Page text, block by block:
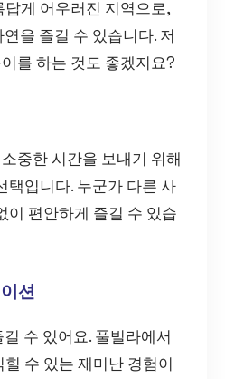
게 어우러진 지역으로,
을 즐길 수 있습니다. 저
를 하는 것도 좋겠지요?
중한 시간을 보내기 위해
택입니다. 누군가 다른 사
이 편안하게 즐길 수 있습
션
수 있어요. 풀빌라에서
수 있는 재미난 경험이